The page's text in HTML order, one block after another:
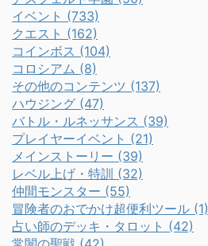
イベント (733)
クエスト (162)
コインボス (104)
コロシアム (8)
その他のコンテンツ (137)
ハウジング (47)
バトル・ルネッサンス (39)
プレイヤーイベント (21)
メインストーリー (39)
レベル上げ・特訓 (32)
仲間モンスター (55)
冒険者のおでかけ超便利ツール (1)
占い師のデッキ・タロット (42)